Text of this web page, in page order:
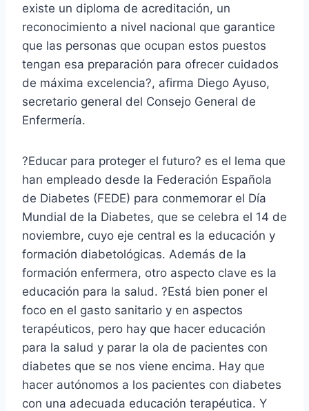
existe un diploma de acreditación, un
reconocimiento a nivel nacional que garantice
que las personas que ocupan estos puestos
tengan esa preparación para ofrecer cuidados
de máxima excelencia?, afirma Diego Ayuso,
secretario general del Consejo General de
Enfermería.
?Educar para proteger el futuro? es el lema que
han empleado desde la Federación Española
de Diabetes (FEDE) para conmemorar el Día
Mundial de la Diabetes, que se celebra el 14 de
noviembre, cuyo eje central es la educación y
formación diabetológicas. Además de la
formación enfermera, otro aspecto clave es la
educación para la salud. ?Está bien poner el
foco en el gasto sanitario y en aspectos
terapéuticos, pero hay que hacer educación
para la salud y parar la ola de pacientes con
diabetes que se nos viene encima. Hay que
hacer autónomos a los pacientes con diabetes
con una adecuada educación terapéutica. Y